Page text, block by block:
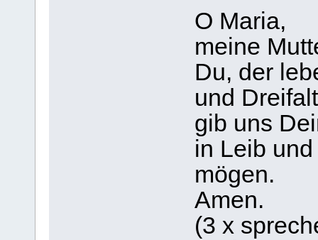
O Maria,
meine
Du, der
und
gib uns
in Leib
mögen.
Amen.
(3 x